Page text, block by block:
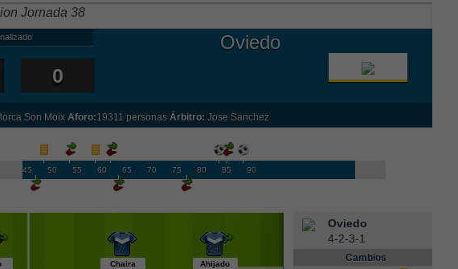
Jornada 38
Oviedo
0
Son Moix Aforo:19311 personas Árbitro: Jose Sanchez
45 50 55 60 65 70 75 80 85 90
24
Ahijado
7
Chaira
Oviedo
4-2-3-1
Cambios